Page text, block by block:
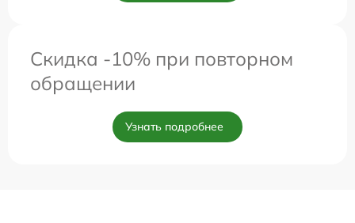
Скидка -10% при повторном
обращении
Узнать подробнее